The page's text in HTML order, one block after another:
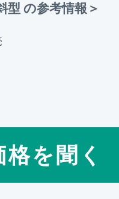
の参考情報＞
を聞く